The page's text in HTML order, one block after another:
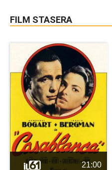
FILM STASERA
21:00